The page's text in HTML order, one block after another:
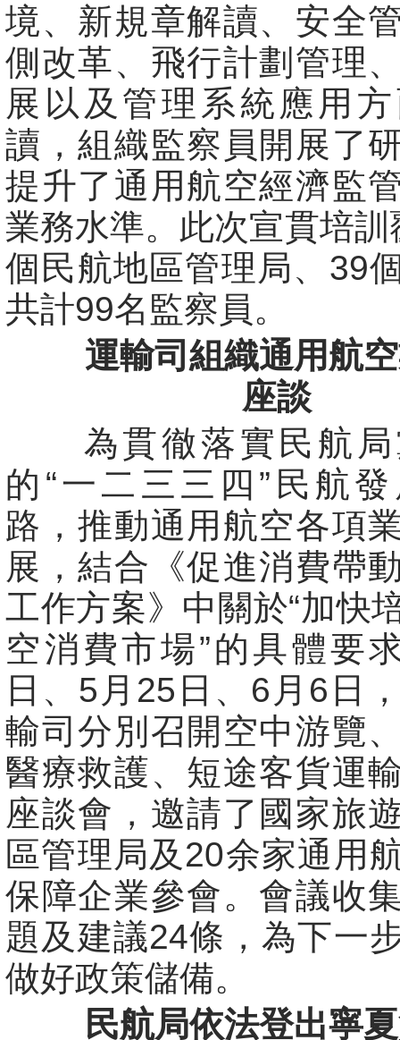
境、新規章解讀、安全
側改革、飛行計劃管理
展以及管理系統應用
讀，組織監察員開展了
提升了通用航空經濟監
業務水準。此次宣貫培訓
個民航地區管理局、39
共計99名監察員。
運輸司組織通用航
座談
為貫徹落實民航局
的“一二三三四”民航
路，推動通用航空各項
展，結合《促進消費帶
工作方案》中關於“加快
空消費市場”的具體要
日、5月25日、6月6日
輸司分別召開空中游覽
醫療救護、短途客貨運
座談會，邀請了國家旅
區管理局及20余家通用
保障企業參會。會議收
題及建議24條，為下一
做好政策儲備。
民航局依法登出寧